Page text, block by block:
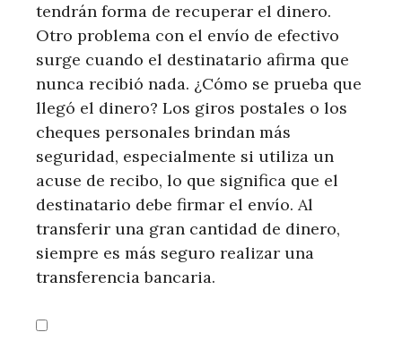
tendrán forma de recuperar el dinero.
Otro problema con el envío de efectivo
surge cuando el destinatario afirma que
nunca recibió nada. ¿Cómo se prueba que
llegó el dinero? Los giros postales o los
cheques personales brindan más
seguridad, especialmente si utiliza un
acuse de recibo, lo que significa que el
destinatario debe firmar el envío. Al
transferir una gran cantidad de dinero,
siempre es más seguro realizar una
transferencia bancaria.